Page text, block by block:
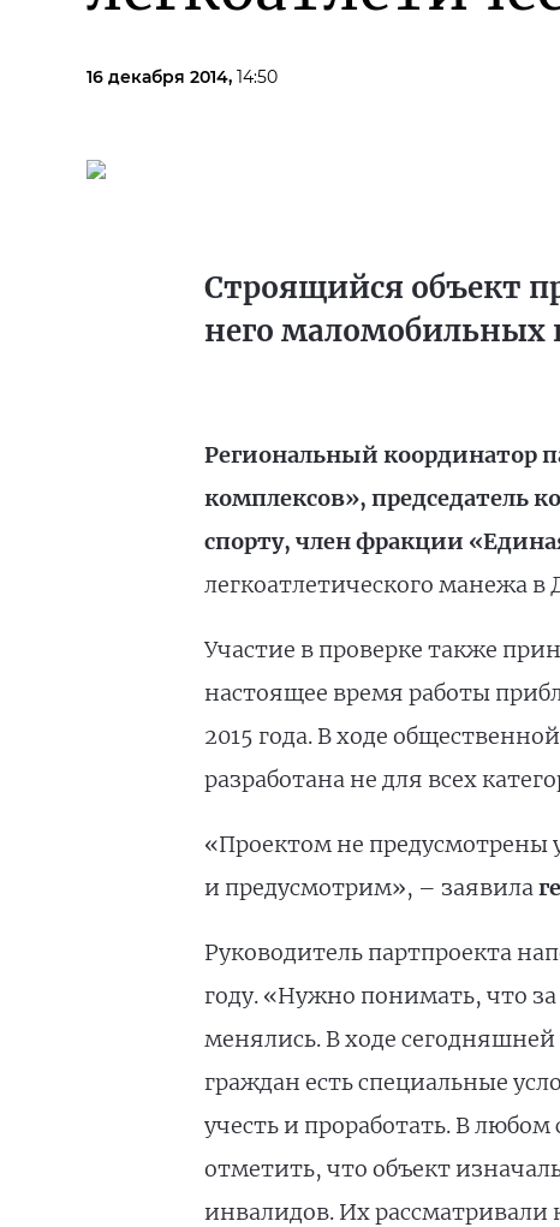
16 декабря 2014, 14:50
Строящийся объект
него маломобильных
Региональный координатор
комплексов», председатель
спорту, член фракции
легкоатлетического манежа
Участие в проверке также
настоящее время работы
2015 года. В ходе
разработана не для всех
«Проектом не предусмотрены
и предусмотрим», – заявила
Руководитель партпроекта
году. «Нужно понимать, что
менялись. В ходе
граждан есть специальные
учесть и проработать. В
отметить, что объект
инвалидов. Их рассматривали